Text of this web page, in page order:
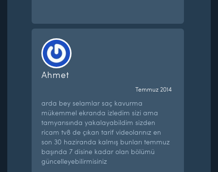
Ahmet
Temmuz 2014
arda bey selamlar saç kavurma
mükemmel ekranda izledim sizi ama
tamyarısında yakalayabildim sizden
ricam tv8 de çıkan tarif videolarınız en
son 30 haziranda kalmış bunları temmuz
başında 7 disine kadar olan bölümü
güncelleyebilirmisiniz